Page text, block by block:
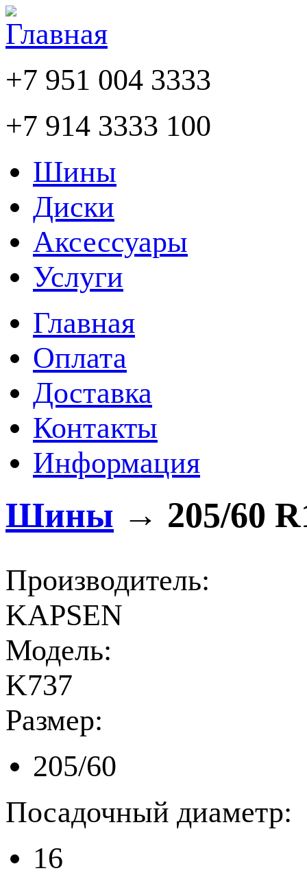
+7 951 004 3333
+7 914 3333 100
Шины
Диски
Аксессуары
Услуги
Главная
Оплата
Доставка
Контакты
Информация
Шины → 205/60
Производитель:
KAPSEN
Модель:
K737
Размер:
205/60
Посадочный диаметр:
16